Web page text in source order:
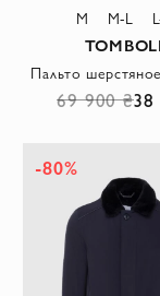
M M-L
69 900 ₴38
-80%